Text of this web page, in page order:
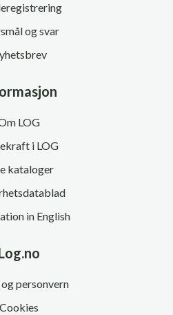
og svar
LOG
i LOG
kataloger
in English
personvern
Cookies